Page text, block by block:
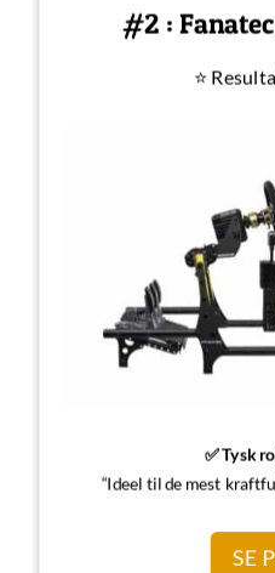
#2 :
⭐
✅ Tysk
“Ideel til de mest
SE